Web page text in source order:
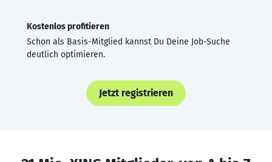
Kostenlos profitieren
Schon als Basis-Mitglied kannst Du Deine Job-Suche
deutlich optimieren.
Jetzt registrieren